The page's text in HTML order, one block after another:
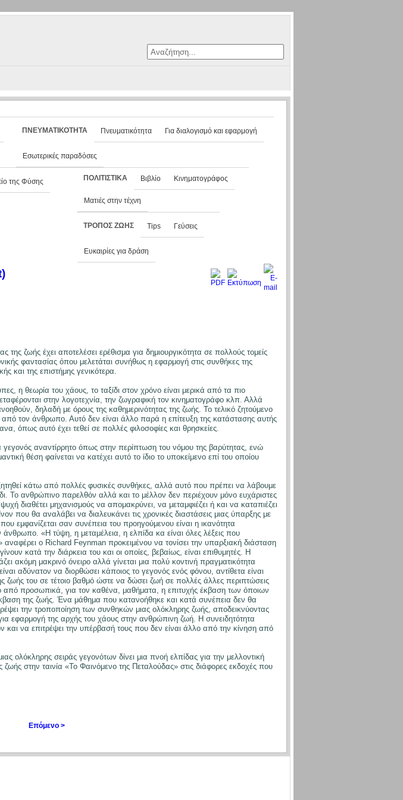
ΠΝΕΥΜΑΤΙΚΟΤΗΤΑ Πνευματικότητα Για διαλογισμό και εφαρμογή
Εσωτερικές παραδόσες
της Φύσης ΠΟΛΙΤΙΣΤΙΚΑ Βιβλίο Κινηματογράφος
Ματιές στην τέχνη
ΤΡΌΠΟΣ ΖΩΗΣ Tips Γεύσεις
Ευκαιρίες για δράση
ζωής έχει αποτελέσει ερέθισμα για δημιουργικότητα σε πολλούς τομείς
φαντασίας όπου μελετάται συνήθως η εφαρμογή στις συνθήκες της
και της επιστήμης γενικότερα.
η θεωρία του χάους, το ταξίδι στον χρόνο είναι μερικά από τα πιο
στην λογοτεχνία, την ζωγραφική τον κινηματογράφο κλπ. Αλλά
δηλαδή με όρους της καθημερινότητας της ζωής. Το τελικό ζητούμενο
τον άνθρωπο. Αυτό δεν είναι άλλο παρά η επίτευξη της κατάστασης αυτής
αυτό έχει τεθεί σε πολλές φιλοσοφίες και θρησκείες.
γεγονός αναντίρρητο όπως στην περίπτωση του νόμου της βαρύτητας, ενώ
θέση φαίνεται να κατέχει αυτό το ίδιο το υποκείμενο επί του οποίου
κάτω από πολλές φυσικές συνθήκες, αλλά αυτό που πρέπει να λάβουμε
Το ανθρώπινο παρελθόν αλλά και το μέλλον δεν περιέχουν μόνο ευχάριστες
διαθέτει μηχανισμούς να απομακρύνει, να μεταμφιέζει ή και να καταπιέζει
που θα αναλάβει να διαλευκάνει τις χρονικές διαστάσεις μιας ύπαρξης με
σαν συνέπεια του προηγούμενου είναι η ικανότητα
«Η τύψη, η μεταμέλεια, η ελπίδα κα είναι όλες λέξεις που
ο Richard Feynman προκειμένου να τονίσει την υπαρξιακή διάσταση
κατά την διάρκεια του και οι οποίες, βεβαίως, είναι επιθυμητές. Η
μακρινό όνειρο αλλά γίνεται μια πολύ κοντινή πραγματικότητα
αδύνατον να διορθώσει κάποιος το γεγονός ενός φόνου, αντίθετα είναι
ζωής του σε τέτοιο βαθμό ώστε να δώσει ζωή σε πολλές άλλες περιπτώσεις
από προσωπικά, για τον καθένα, μαθήματα, η επιτυχής έκβαση των όποιων
της ζωής. Ένα μάθημα που κατανοήθηκε και κατά συνέπεια δεν θα
την τροποποίηση των συνθηκών μιας ολόκληρης ζωής, αποδεικνύοντας
εφαρμογή της αρχής του χάους στην ανθρώπινη ζωή. Η συνειδητότητα
να επιτρέψει την υπέρβασή τους που δεν είναι άλλο από την κίνηση από
ολόκληρης σειράς γεγονότων δίνει μια πνοή ελπίδας για την μελλοντική
στην ταινία «Το Φαινόμενο της Πεταλούδας» στις διάφορες εκδοχές που
Επόμενο >